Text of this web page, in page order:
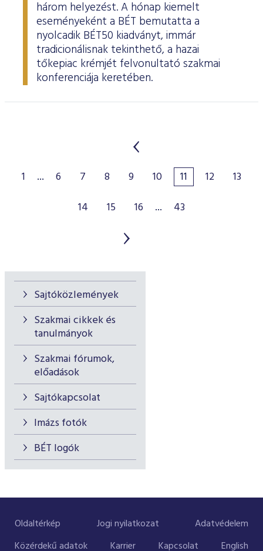
Sajtóközlemények
Szakmai cikkek és
tanulmányok
Szakmai fórumok,
előadások
Sajtókapcsolat
Imázs fotók
BÉT logók
három helyezést. A hónap kiemelt
eseményeként a BÉT bemutatta a
nyolcadik BÉT50 kiadványt, immár
tradicionálisnak tekinthető, a hazai
tőkepiac krémjét felvonultató szakmai
konferenciája keretében.
1 ... 6 7 8 9 10 11 12
13
14
15 16 ... 43
Oldaltérkép Jogi nyilatkozat
Adatvédelem
Közérdekű adatok
Karrier Kapcsolat English